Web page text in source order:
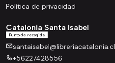
Política de privacidad
Catalonia Santa Isabel
Punto de recogida
santaisabel@libreriacatalonia.cl
+56227428556